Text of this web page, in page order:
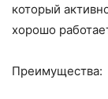
который
хорошо
Преимущества: